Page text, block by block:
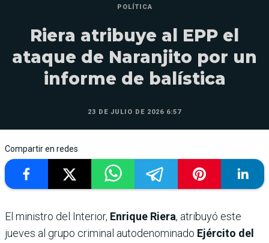
POLÍTICA
Riera atribuye al EPP el
ataque de Naranjito por un
informe de balística
23 DE JULIO DE 2026 6:57
Compartir en redes
El ministro del Interior, Enrique Riera, atribuyó este
jueves al grupo criminal autodenominado Ejército del